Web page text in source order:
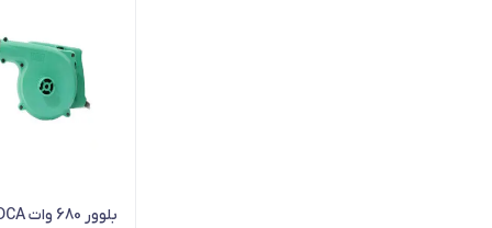
بلوور 680 وات DCA مدل AQF32